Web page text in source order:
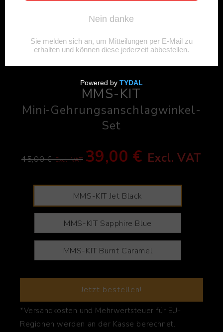
MMS-KIT
Mini-Gehrungsanschlagwinkel-
Set
45,00 €Excl. VAT 39,00 € Excl. VAT
MMS-KIT Jet Black
MMS-KIT Sapphire Blue
MMS-KIT Burnt Caramel
Jetzt bestellen!
*Versandkosten und Mehrwertsteuer für EU-
Regionen werden an der Kasse berechnet.